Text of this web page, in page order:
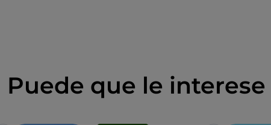
Puede que le interese